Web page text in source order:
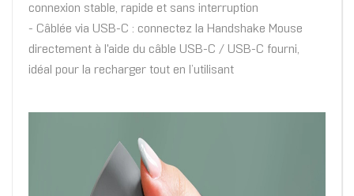
connexion stable, rapide et sans interruption
- Câblée via USB-C : connectez la Handshake Mouse
directement à l'aide du câble USB-C / USB-C fourni,
idéal pour la recharger tout en l’utilisant